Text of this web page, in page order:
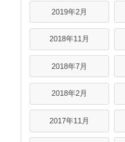
2019年2月
2018年11月
2018年7月
2018年2月
2017年11月